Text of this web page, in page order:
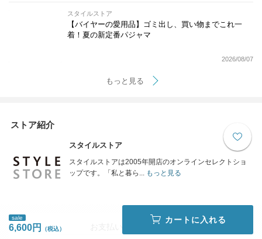
スタイルストア
【バイヤーの愛用品】ゴミ出し、買い物までこれ一
着！夏の新定番パジャマ
2026/08/07
もっと見る
ストア紹介
スタイルストア
スタイルストアは2005年開店のオンラインセレクトショ
ップです。「私と暮ら...もっと見る
お支払い方法について
sale
6,600円
カートに入れる